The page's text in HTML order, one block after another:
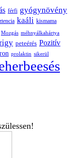
férfi gyógynövény
kaáli kismama
Mozgás méhnyálkahártya
peteérés Pozitív
prolaktin sikerül